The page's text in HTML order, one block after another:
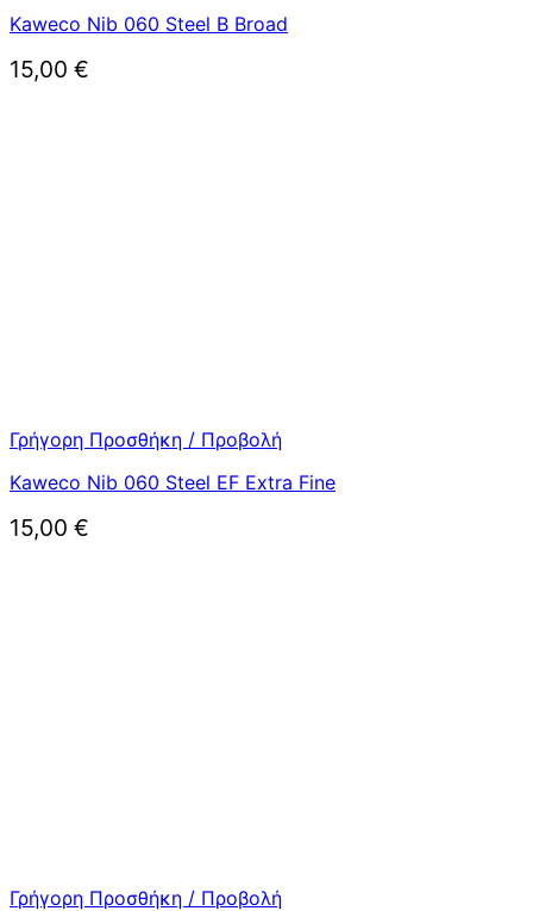
Kaweco Nib 060 Steel B Broad
15,00 €
Γρήγορη Προσθήκη / Προβολή
Kaweco Nib 060 Steel EF Extra Fine
15,00 €
Γρήγορη Προσθήκη / Προβολή